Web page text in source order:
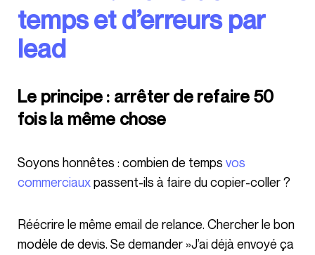
temps et d’erreurs par
lead
Le principe : arrêter de refaire 50
fois la même chose
Soyons honnêtes : combien de temps vos
commerciauxpassent-ils à faire du copier-coller ?
Réécrire le même email de relance. Chercher le bon
modèle de devis. Se demander »J’ai déjà envoyé ça